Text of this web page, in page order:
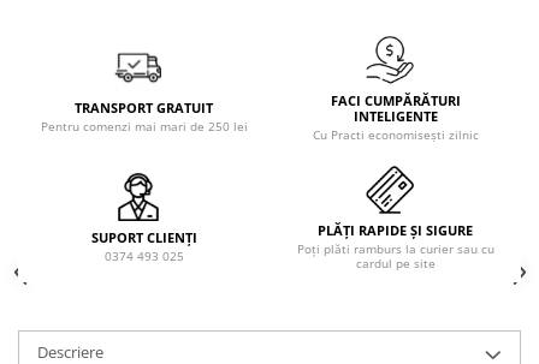
TRANSPORT GRATUIT
Pentru comenzi mai mari de 250 lei
FACI CUMPĂRĂTURI
INTELIGENTE
Cu Practi economisești zilnic
SUPORT CLIENȚI
0374 493 025
PLĂȚI RAPIDE ȘI SIGURE
Poți plăti ramburs la curier sau cu
cardul pe site
Descriere